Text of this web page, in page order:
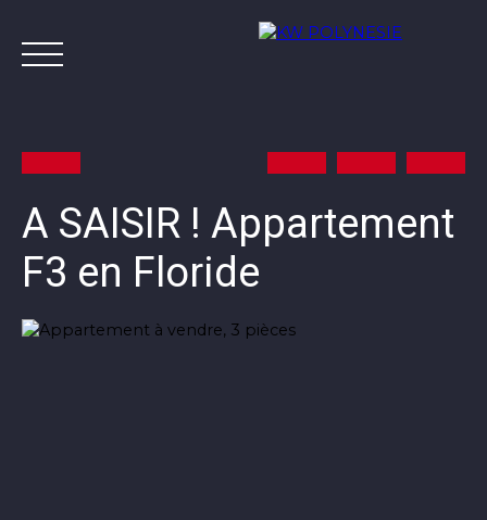
Annonces Vendre avec KW
A SAISIR ! Appartement
F3 en Floride